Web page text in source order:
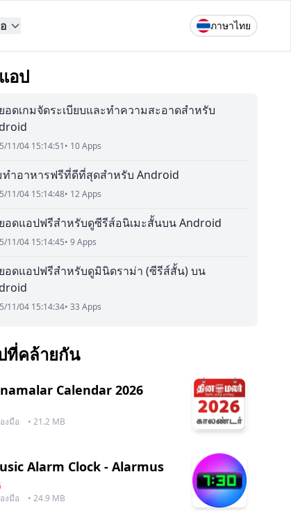
ภาษาไทย
อป
อดเกมจัดระเบียบและทำความสะอาดสำหรับ
11/04 15:14:51• 10 Apps
ทำอาหารฟรีที่ดีที่สุดสำหรับ Android
11/04 15:14:48• 12 Apps
อดแอปฟรีสำหรับดูซีรีส์อนิเมะสั้นบน Android
11/04 15:14:45• 9 Apps
อดแอปฟรีสำหรับดูมินิดราม่า (ซีรีส์สั้น) บน
11/04 15:14:34• 33 Apps
ที่คล้ายกัน
Calendar 2026
งมือ • 21.2 MB
Alarm Clock - Alarmus
งมือ • 24.9 MB